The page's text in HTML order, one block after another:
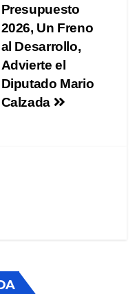
Presupuesto
2026, Un Freno
al Desarrollo,
Advierte el
Diputado Mario
Calzada